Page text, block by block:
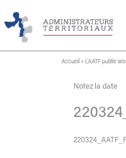
Accueil » L’AATF publie
Notez la date